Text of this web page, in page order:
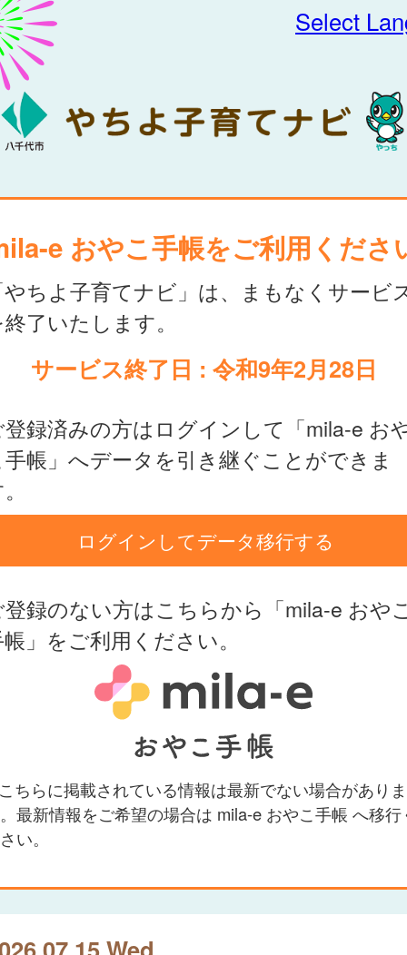
Select
e おやこ手帳をご利用くださ
ちよ子育てナビ」は、まもなくサービ
了いたします。
サービス終了日 : 令和9年2月28日
録済みの方はログインして「mila-e お
帳」へデータを引き継ぐことができま
ログインしてデータ移行する
録のない方はこちらから「mila-e おや
」をご利用ください。
ちらに掲載されている情報は最新でない場合がありま
最新情報をご希望の場合は mila-e おやこ手帳 へ移行
い。